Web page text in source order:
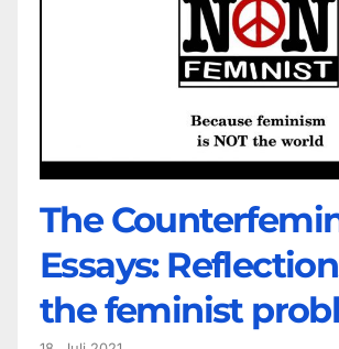
The
Essays:
the feminist